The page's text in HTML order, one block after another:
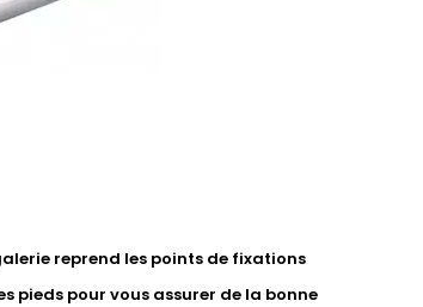
reprend les points de fixations
pieds pour vous assurer de la bonne